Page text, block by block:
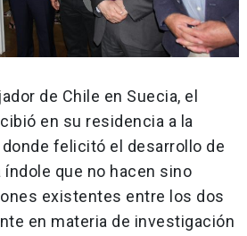
de Chile en Suecia, el
en su residencia a la
felicitó el desarrollo de
que no hacen sino
existentes entre los dos
en materia de investigación